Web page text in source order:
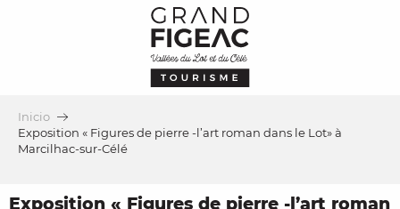
Inicio
Exposition « Figures de pierre -l’art roman dans le Lot» à
Marcilhac-sur-Célé
Exposition « Figures de pierre -l’art roman